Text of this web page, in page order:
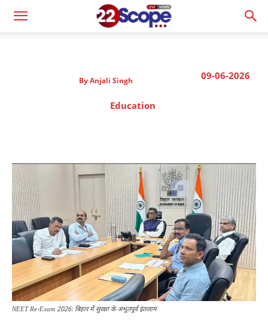
09-06-2026
By Anjali Singh
Education
NEET Re-Exam 2026: बिहार में सुरक्षा के अभूतपूर्व इंतजाम